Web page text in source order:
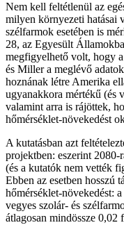
Nem kell feltétlenül az
milyen környezeti hatásai
szélfarmok esetében is
28, az Egyesült
megfigyelhető volt, hogy
és Miller a meglévő
hoznának létre Amerika
ugyanakkora mértékű (és
valamint arra is rájöttek,
hőmérséklet-növekedést
A kutatásban azt
projektben: eszerint 2080-
(és a kutatók nem vették
Ebben az esetben hosszú
hőmérséklet-növekedést:
vegyes szolár- és
átlagosan mindössze 0,02